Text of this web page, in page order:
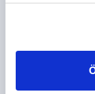
Budapest XIII.
74.5 - 220.8 M Ft